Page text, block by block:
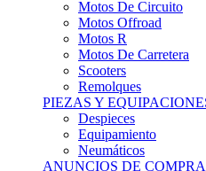
Motos R
Motos De Carretera
Scooters
Remolques
PIEZAS Y EQUIPACIONES
Despieces
Equipamiento
Neumáticos
ANUNCIOS DE COMPRA
Compra Motos